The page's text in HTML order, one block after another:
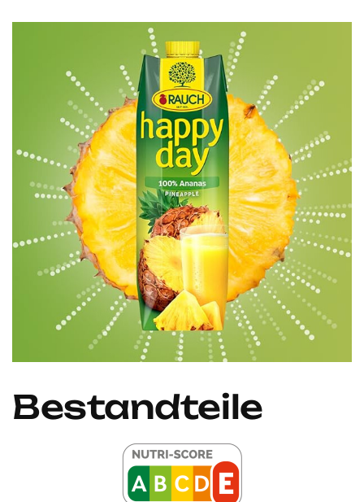
Bestandteile